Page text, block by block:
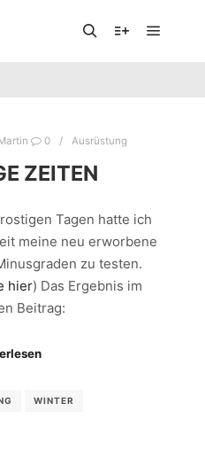
0 Ausrüstung
ZEITEN
Tagen hatte ich
meine neu erworbene
zu testen.
hier) Das Ergebnis im
Beitrag:
WINTER